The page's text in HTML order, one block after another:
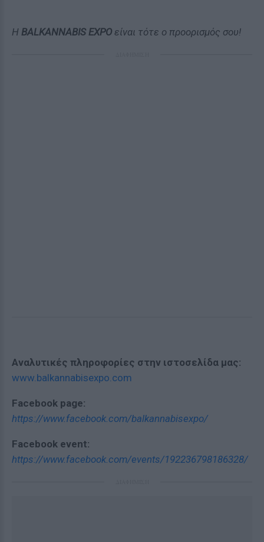
Η BALKANNABIS EXPO είναι τότε ο προορισμός σου!
Αναλυτικές πληροφορίες στην ιστοσελίδα μας:
www.balkannabisexpo.com
Facebook page:
https://www.facebook.com/balkannabisexpo/
Facebook event:
https://www.facebook.com/events/192236798186328/